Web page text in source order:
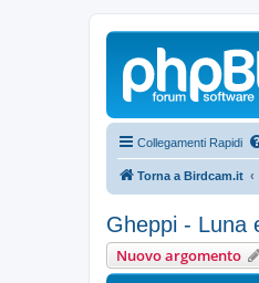
Collegamenti Rapidi
Torna a Birdcam.it
Gheppi - Luna
Nuovo argomento